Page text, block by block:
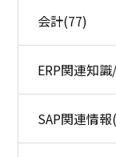
会計(77)
ERP関連知
SAP関連情報